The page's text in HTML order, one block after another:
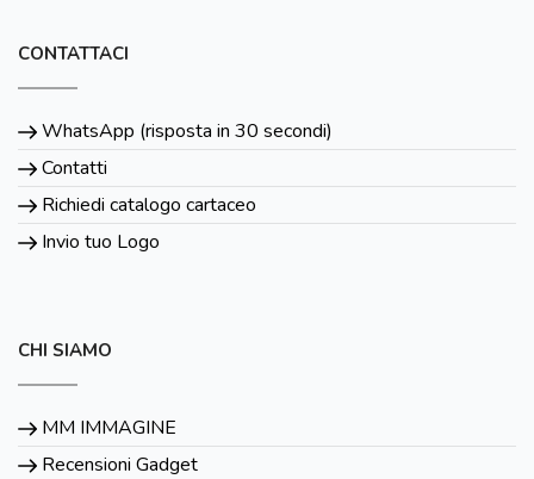
CONTATTACI
WhatsApp (risposta in 30 secondi)
Contatti
Richiedi catalogo cartaceo
Invio tuo Logo
CHI SIAMO
MM IMMAGINE
Recensioni Gadget